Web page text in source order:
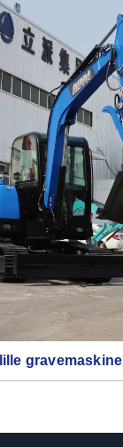
gravemaskine